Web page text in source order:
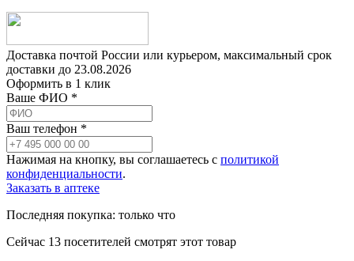
Доставка почтой России или курьером, максимальный срок
доставки до 23.08.2026
Оформить в 1 клик
Ваше ФИО *
Ваш телефон *
Нажимая на кнопку, вы соглашаетесь с политикой
конфиденциальности.
Заказать в аптеке
Последняя покупка: только что
Сейчас 13 посетителей смотрят этот товар